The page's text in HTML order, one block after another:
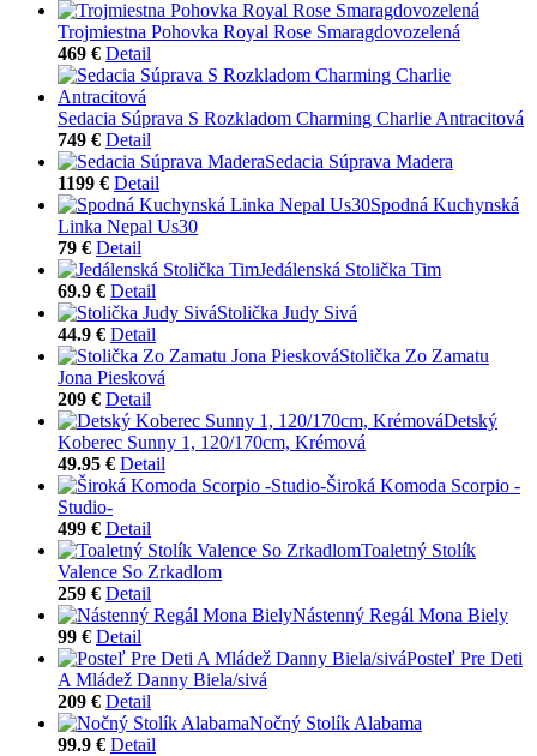
Trojmiestna Pohovka Royal Rose Smaragdovozelená
469 € Detail
Sedacia Súprava S Rozkladom Charming Charlie Antracitová
749 € Detail
Sedacia Súprava Madera
1199 € Detail
Spodná Kuchynská
Linka Nepal Us30
79 € Detail
Jedálenská Stolička Tim
69.9 € Detail
Stolička Judy Sivá
44.9 € Detail
Stolička Zo Zamatu
Jona Piesková
209 € Detail
Detský
Koberec Sunny 1, 120/170cm, Krémová
49.95 € Detail
Široká Komoda Scorpio -
Studio-
499 € Detail
Toaletný Stolík
Valence So Zrkadlom
259 € Detail
Nástenný Regál Mona Biely
99 € Detail
Posteľ Pre Deti
A Mládež Danny Biela/sivá
209 € Detail
Nočný Stolík Alabama
99.9 € Detail